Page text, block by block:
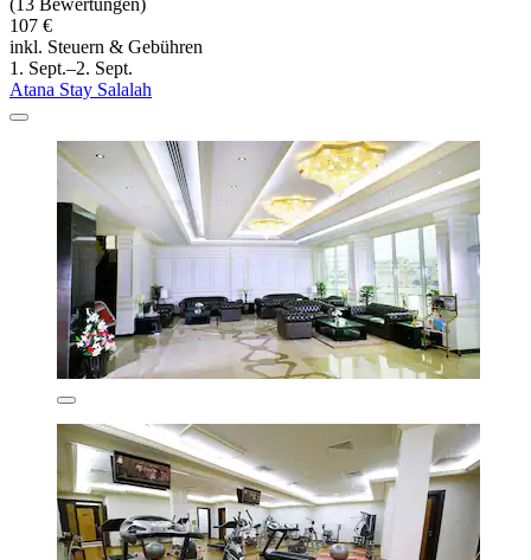
107 €
inkl. Steuern & Gebühren
1. Sept.–2. Sept.
Atana Stay Salalah